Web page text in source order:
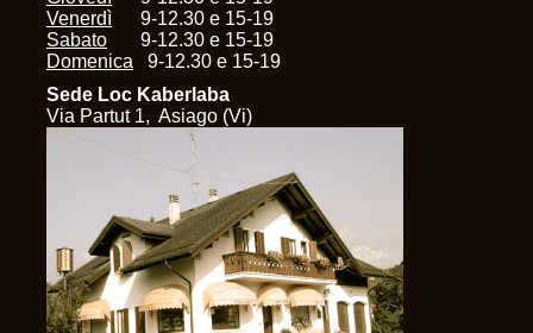
Venerdì 9-12.30 e 15-19
Sabato 9-12.30 e 15-19
Domenica 9-12.30 e 15-19
Sede Loc Kaberlaba
Via Partut 1, Asiago (Vi)